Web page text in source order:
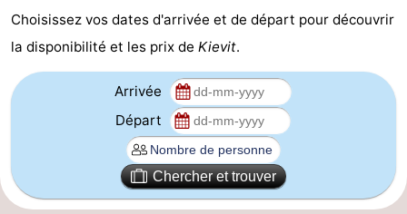
Médicales
Région
Walcheren
Veere
-
Choisissez vos dates d'arrivée et de départ pour découvrir
la disponibilité et les prix de Kievit.
Arrivée
Départ
Chercher et trouver